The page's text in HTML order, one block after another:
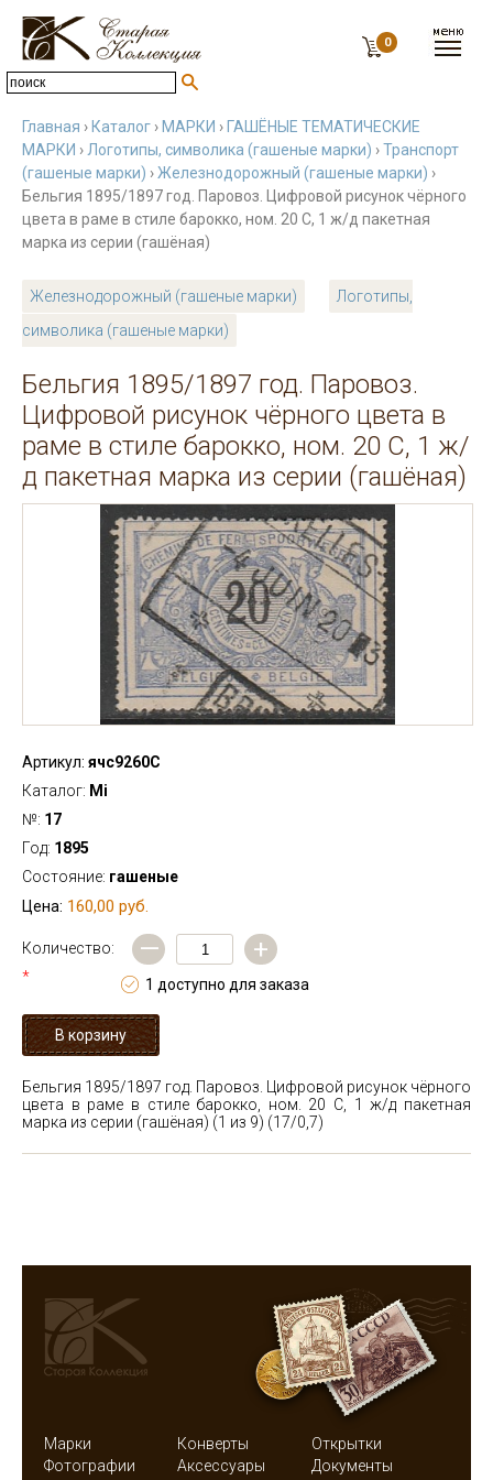
0
Главная › Каталог › МАРКИ › ГАШЁНЫЕ ТЕМАТИЧЕСКИЕ
МАРКИ › Логотипы, символика (гашеные марки) ›Транспорт
(гашеные марки) ›Железнодорожный (гашеные марки) ›
Бельгия 1895/1897 год. Паровоз. Цифровой рисунок чёрного
цвета в раме в стиле барокко, ном. 20 С, 1 ж/д пакетная
марка из серии (гашёная)
Железнодорожный (гашеные марки)
Логотипы,
символика (гашеные марки)
Бельгия 1895/1897 год. Паровоз.
Цифровой рисунок чёрного цвета в
раме в стиле барокко, ном. 20 С, 1 ж/
д пакетная марка из серии (гашёная)
Артикул: ячс9260С
Каталог: Mi
№: 17
Год: 1895
Состояние: гашеные
Цена: 160,00 руб.
Количество:
*
— +
1 доступно для заказа
Бельгия 1895/1897 год. Паровоз. Цифровой рисунок чёрного
цвета в раме в стиле барокко, ном. 20 С, 1 ж/д пакетная
марка из серии (гашёная) (1 из 9) (17/0,7)
Марки Конверты
Открытки
Фотографии
Аксессуары
Документы